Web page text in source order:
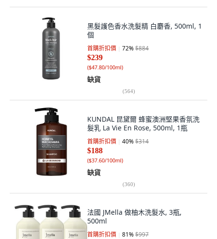
黑髮護色香水洗髮精 白麝香, 500ml, 1
個
首購折扣價 72%$884
$239
($47.80/100ml)
缺貨
(564)
KUNDAL 昆黛爾 蜂蜜澳洲堅果香氛洗
髮乳 La Vie En Rose, 500ml, 1瓶
首購折扣價 40%$314
$188
($37.60/100ml)
缺貨
(360)
法國 JMella 做柚木洗髮水, 3瓶,
500ml
首購折扣價 81%$997